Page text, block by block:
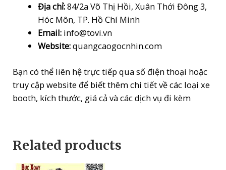
Địa chỉ:84/2a Võ Thị Hồi, Xuân Thới Đông 3,
Hóc Môn, TP. Hồ Chí Minh
Email:info@tovi.vn
Website:quangcaogocnhin.com
Bạn có thể liên hệ trực tiếp qua số điện thoại hoặc
truy cập website để biết thêm chi tiết về các loại xe
booth, kích thước, giá cả và các dịch vụ đi kèm
Related products